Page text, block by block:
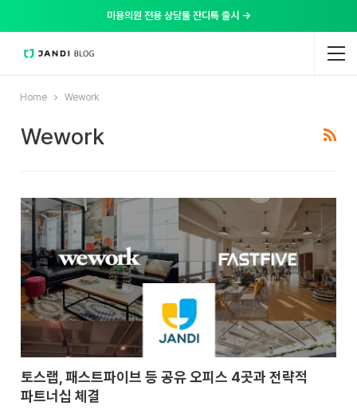
미용의원 전용 상담툴 잔디톡 출시 →
Home Wework
Wework
토스랩, 패스트파이브 등 공유 오피스 4곳과 전략적
파트너십 체결